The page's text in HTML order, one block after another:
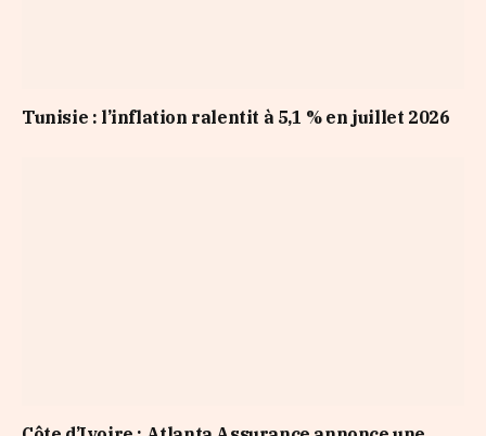
Tunisie : l’inflation ralentit à 5,1 % en juillet 2026